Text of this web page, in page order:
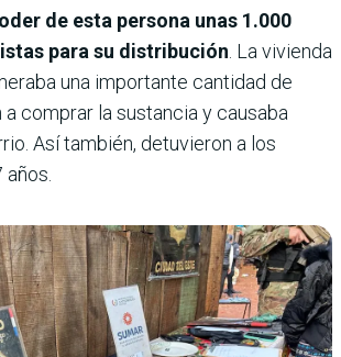
de esta persona unas 1.000
para su distribución . La vivienda
una importante cantidad de
a comprar la sustancia y causaba
Así también, detuvieron a los